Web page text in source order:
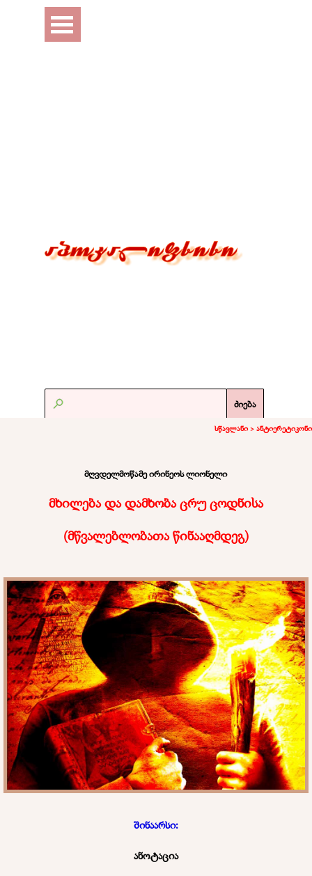
Перейти к контенту
Пропустить меню
ძიება
სწავლანი > ანტიერეტიკონი
მღვდელმოწამე ირინეოს ლიონელი
მხილება და დამხობა ცრუ ცოდნისა
(მწვალებლობათა წინააღმდეგ)
შინაარსი:
ანოტაცია